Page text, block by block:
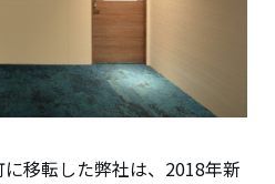
移転した弊社は、2018年新